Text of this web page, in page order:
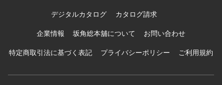
デジタルカタログ カタログ請求
企業情報 坂角総本舖について お問い合わせ
特定商取引法に基づく表記 プライバシーポリシー ご利用規約